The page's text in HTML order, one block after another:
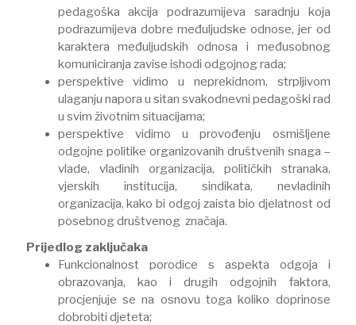
pedagoška akcija podrazumijeva saradnju koja
podrazumijeva dobre međuljudske odnose, jer od
karaktera međuljudskih odnosa i međusobnog
komuniciranja zavise ishodi odgojnog rada;
perspektive vidimo u neprekidnom, strpljivom
ulaganju napora u sitan svakodnevni pedagoški rad
u svim životnim situacijama;
perspektive vidimo u provođenju osmišljene
odgojne politike organizovanih društvenih snaga –
vlade, vladinih organizacija, političkih stranaka,
vjerskih institucija, sindikata, nevladinih
organizacija, kako bi odgoj zaista bio djelatnost od
posebnog društvenog značaja.
Prijedlog zaključaka
Funkcionalnost porodice s aspekta odgoja i
obrazovanja, kao i drugih odgojnih faktora,
procjenjuje se na osnovu toga koliko doprinose
dobrobiti djeteta;